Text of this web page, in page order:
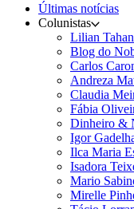
Últimas notícias
Colunistas
Lilian Tahan
Blog do
Carlos
Andreza
Claudia
Fábia
Dinheiro &
Igor
Ilca Maria
Isadora
Mario
Mirelle